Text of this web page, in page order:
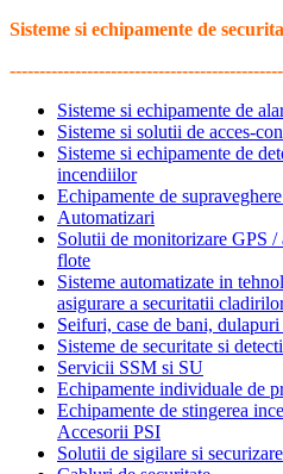
Sisteme si echipamente de
Sisteme si echipamente de
Sisteme si solutii de acces-
Sisteme si echipamente de
incendiilor
Echipamente de
Automatizari
Solutii de monitorizare GPS /
flote
Sisteme automatizate in
asigurare a securitatii
Seifuri, case de bani, dulapuri
Sisteme de securitate si
Servicii SSM si SU
Echipamente individuale de
Echipamente de stingerea
Accesorii PSI
Solutii de sigilare si securizare